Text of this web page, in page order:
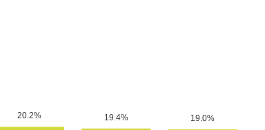
20.2% 19.4% 19.0%